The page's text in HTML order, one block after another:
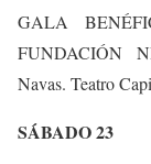
GALA
FUNDACIÓN
Navas. Teatro
SÁBADO 23